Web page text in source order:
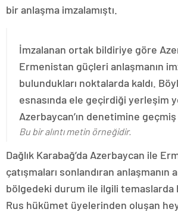
bir anlaşma imzalamıştı.
İmzalanan ortak bildiriye göre
Ermenistan güçleri anlaşmanın
bulundukları noktalarda kaldı.
esnasında ele geçirdiği yerleşim
Azerbaycan’ın denetimine geçmiş
Bu bir alıntı metin örneğidir.
Dağlık Karabağ’da Azerbaycan ile
çatışmaları sonlandıran anlaşmanın
bölgedeki durum ile ilgili temaslarda
Rus hükümet üyelerinden oluşan